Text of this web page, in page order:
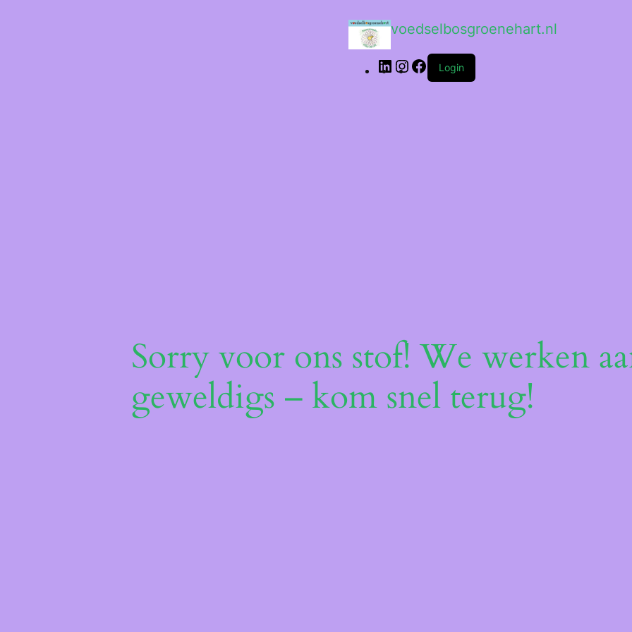
voedselbosgroenehart.nl
Login
Sorry voor ons stof! We werken
geweldigs – kom snel terug!